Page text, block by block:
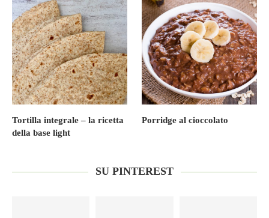
Tortilla integrale – la ricetta
della base light
Porridge al cioccolato
SU PINTEREST